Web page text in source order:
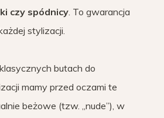
czy spódnicy. To gwarancja
stylizacji.
butach do
mamy przed oczami te
beżowe (tzw. „nude”), w